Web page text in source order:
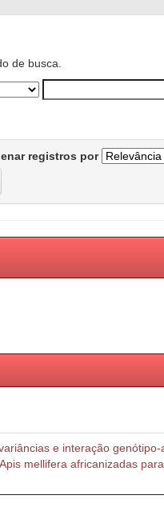
de busca.
registros por
e interação
mellifera africanizadas